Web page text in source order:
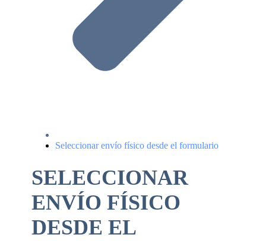
Seleccionar envío físico desde el formulario
SELECCIONAR
ENVÍO FÍSICO
DESDE EL